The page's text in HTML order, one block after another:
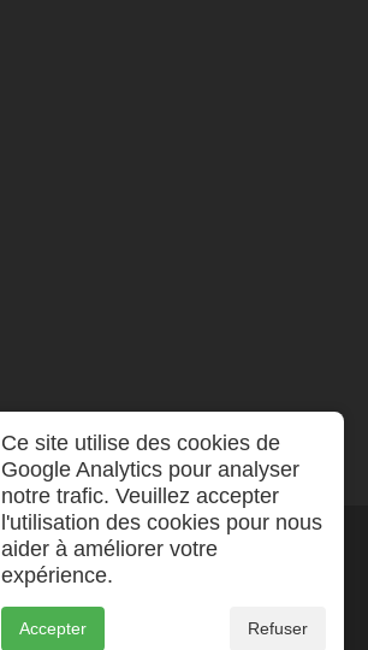
Ce site utilise des cookies de
Google Analytics pour analyser
notre trafic. Veuillez accepter
l'utilisation des cookies pour nous
aider à améliorer votre
expérience.
Accepter Refuser